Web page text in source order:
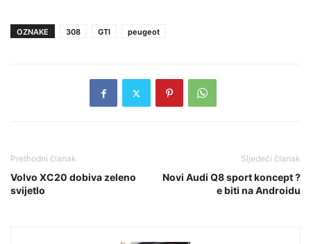
OZNAKE 308 GTI peugeot
Prethodni članak
Volvo XC20 dobiva zeleno
svijetlo
Sljedeći članak
Novi Audi Q8 sport koncept ?
e biti na Androidu